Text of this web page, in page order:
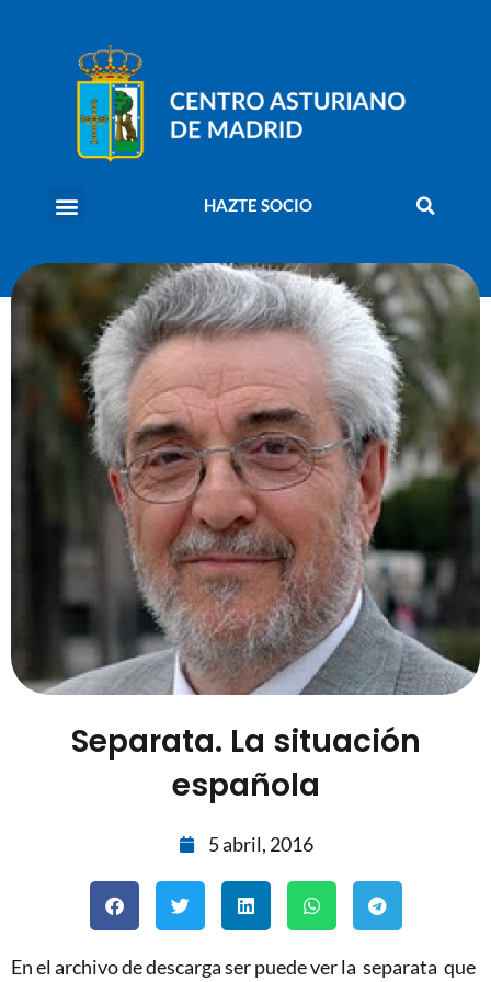
HAZTE SOCIO
Separata. La situación
española
5 abril, 2016
En el archivo de descarga ser puede ver la separata que